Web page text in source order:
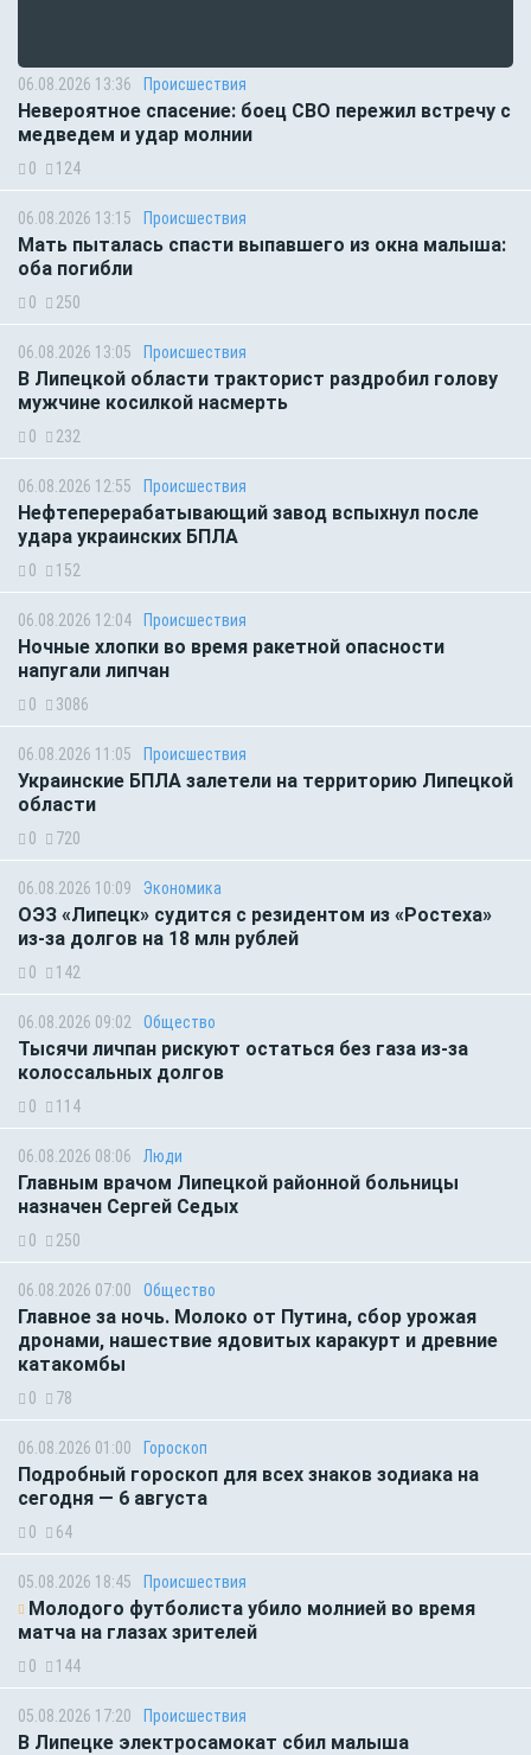
06.08.2026 13:36 Происшествия
Невероятное спасение: боец СВО пережил встречу с
медведем и удар молнии
0 124
06.08.2026 13:15 Происшествия
Мать пыталась спасти выпавшего из окна малыша:
оба погибли
0 250
06.08.2026 13:05 Происшествия
В Липецкой области тракторист раздробил голову
мужчине косилкой насмерть
0 232
06.08.2026 12:55 Происшествия
Нефтеперерабатывающий завод вспыхнул после
удара украинских БПЛА
0 152
06.08.2026 12:04 Происшествия
Ночные хлопки во время ракетной опасности
напугали липчан
0 3086
06.08.2026 11:05 Происшествия
Украинские БПЛА залетели на территорию Липецкой
области
0 720
06.08.2026 10:09 Экономика
ОЭЗ «Липецк» судится с резидентом из «Ростеха»
из-за долгов на 18 млн рублей
0 142
06.08.2026 09:02 Общество
Тысячи личпан рискуют остаться без газа из-за
колоссальных долгов
0 114
06.08.2026 08:06 Люди
Главным врачом Липецкой районной больницы
назначен Сергей Седых
0 250
06.08.2026 07:00 Общество
Главное за ночь. Молоко от Путина, сбор урожая
дронами, нашествие ядовитых каракурт и древние
катакомбы
0 78
06.08.2026 01:00 Гороскоп
Подробный гороскоп для всех знаков зодиака на
сегодня — 6 августа
0 64
05.08.2026 18:45 Происшествия
Молодого футболиста убило молнией во время
матча на глазах зрителей
0 144
05.08.2026 17:20 Происшествия
В Липецке электросамокат сбил малыша